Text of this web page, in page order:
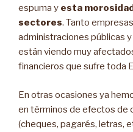
espuma y esta
sectores. Tanto
administraciones públicas
están viendo muy
financieros que sufre toda
En otras ocasiones ya
en términos de efectos de
(cheques, pagarés, letras,